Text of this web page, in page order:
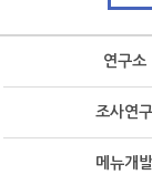
연구소
조사연구
메뉴개발